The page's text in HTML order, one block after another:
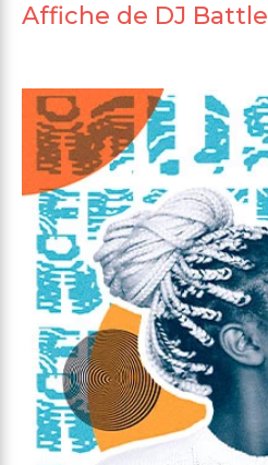
Affiche de DJ Battle